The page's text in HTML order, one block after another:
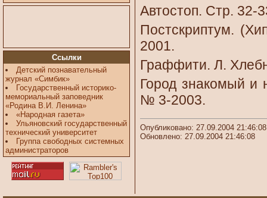
Ссылки
Детский познавательный
журнал «Симбик»
Государственный историко-
мемориальный заповедник
«Родина В.И. Ленина»
«Народная газета»
Ульяновский государственный
технический университет
Группа свободных системных
администраторов
Автостоп. Стр.
Постскриптум.
2001.
Граффити. Л.
Город знакомый и
№ 3-2003.
Опубликовано: 27.09.2004 21:46:08
Обновлено: 27.09.2004 21:46:08